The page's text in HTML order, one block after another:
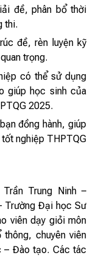
đề, phân bổ thời
thi.
đề, rèn luyện kỹ
trọng.
có thể sử dụng
giúp học sinh của
2025.
đồng hành, giúp
nghiệp THPTQG
Trung Ninh –
Trường Đại học Sư
viên dạy giỏi môn
chuyên viên
– Đào tạo. Các tác